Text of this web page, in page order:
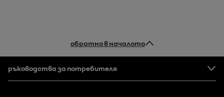
обратно в началото
Долен колонтитул
ръководства за потребителя